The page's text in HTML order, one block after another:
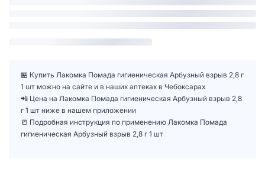
🏪 Купить Лакомка Помада гигиеническая Арбузный взрыв 2,8 г
1 шт можно на сайте и в наших аптеках в Чебоксарах
📲 Цена на Лакомка Помада гигиеническая Арбузный взрыв 2,8
г 1 шт ниже в нашем приложении
📒 Подробная инструкция по применению Лакомка Помада
гигиеническая Арбузный взрыв 2,8 г 1 шт